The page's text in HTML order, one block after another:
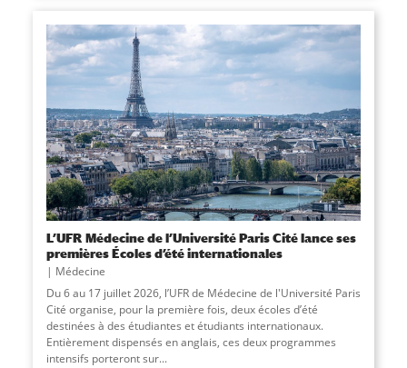
L’UFR Médecine de l’Université Paris Cité lance ses
premières Écoles d’été internationales
Médecine
Du 6 au 17 juillet 2026, l’UFR de Médecine de l'Université Paris
Cité organise, pour la première fois, deux écoles d’été
destinées à des étudiantes et étudiants internationaux.
Entièrement dispensés en anglais, ces deux programmes
intensifs porteront sur...